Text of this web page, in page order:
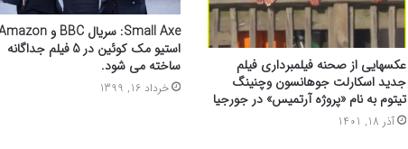
عکسهایی از صحنه فیلمبرداری فیلم
جدید اسکارلت جوهانسون وچنینگ
تیتوم به نام «پروژه آرتمیس» در جورجیا
آذر 18, 1401
استیو مک کوئین در 5 فیلم جداگانه
ساخته می شود.
خرداد 16, 1399